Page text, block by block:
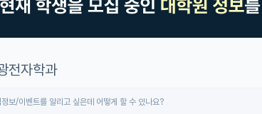
전자학과
보/이벤트를 알리고 싶은데 어떻게 할 수 있나요?